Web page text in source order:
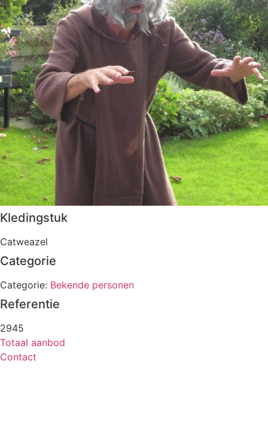
Kledingstuk
Catweazel
Categorie
Categorie: Bekende personen
Referentie
2945
Totaal aanbod
Contact